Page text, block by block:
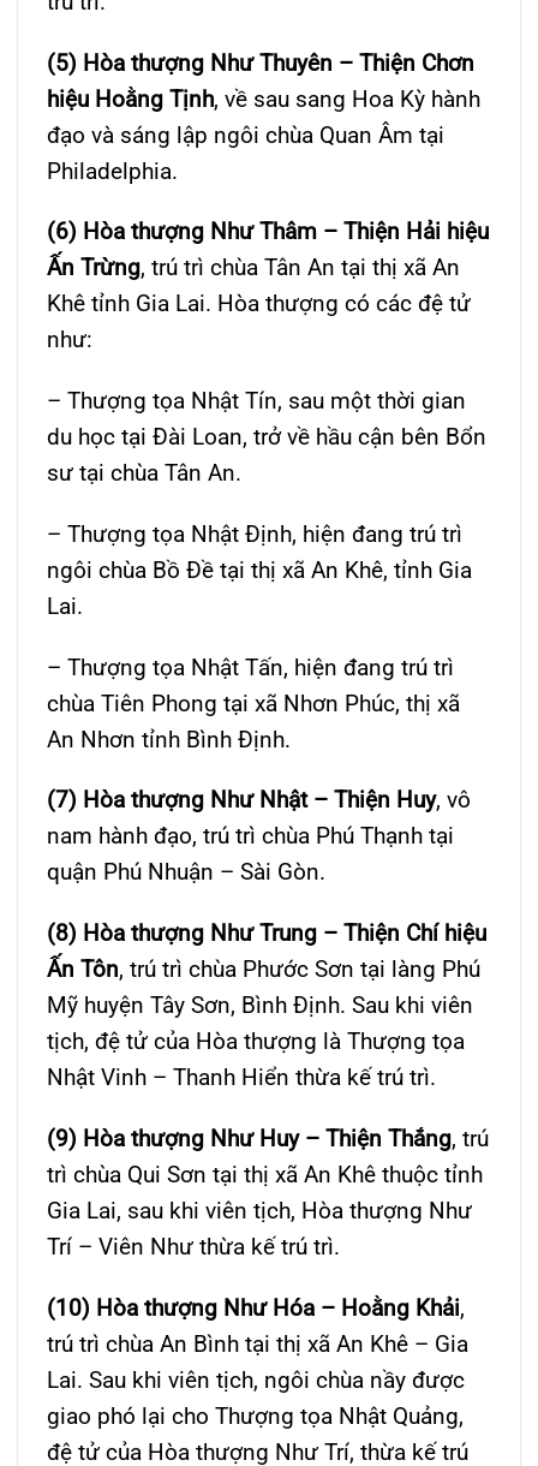
(5) Hòa thượng Như Thuyên – Thiện Chơn
hiệu Hoằng Tịnh, về sau sang Hoa Kỳ hành
đạo và sáng lập ngôi chùa Quan Âm tại
Philadelphia.
(6) Hòa thượng Như Thâm – Thiện Hải hiệu
Ấn Trừng, trú trì chùa Tân An tại thị xã An
Khê tỉnh Gia Lai. Hòa thượng có các đệ tử
như:
– Thượng tọa Nhật Tín, sau một thời gian
du học tại Đài Loan, trở về hầu cận bên Bổn
sư tại chùa Tân An.
– Thượng tọa Nhật Định, hiện đang trú trì
ngôi chùa Bồ Đề tại thị xã An Khê, tỉnh Gia
Lai.
– Thượng tọa Nhật Tấn, hiện đang trú trì
chùa Tiên Phong tại xã Nhơn Phúc, thị xã
An Nhơn tỉnh Bình Định.
(7) Hòa thượng Như Nhật – Thiện Huy, vô
nam hành đạo, trú trì chùa Phú Thạnh tại
quận Phú Nhuận – Sài Gòn.
(8) Hòa thượng Như Trung – Thiện Chí hiệu
Ấn Tôn, trú trì chùa Phước Sơn tại làng Phú
Mỹ huyện Tây Sơn, Bình Định. Sau khi viên
tịch, đệ tử của Hòa thượng là Thượng tọa
Nhật Vinh – Thanh Hiển thừa kế trú trì.
(9) Hòa thượng Như Huy – Thiện Thắng, trú
trì chùa Qui Sơn tại thị xã An Khê thuộc tỉnh
Gia Lai, sau khi viên tịch, Hòa thượng Như
Trí – Viên Như thừa kế trú trì.
(10) Hòa thượng Như Hóa – Hoằng Khải,
trú trì chùa An Bình tại thị xã An Khê – Gia
Lai. Sau khi viên tịch, ngôi chùa nầy được
giao phó lại cho Thượng tọa Nhật Quảng,
đệ tử của Hòa thượng Như Trí, thừa kế trú